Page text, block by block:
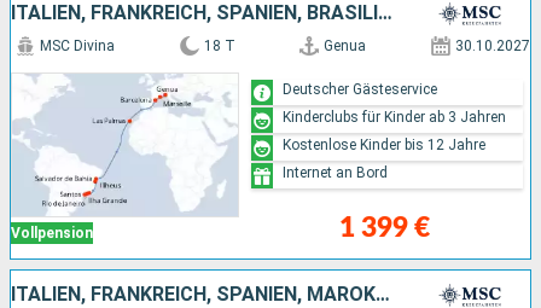
ITALIEN, FRANKREICH, SPANIEN, BRASILIEN
Vollpension
MSC Divina 18 T Genua 30.10.2027
1 399 €
Deutscher Gästeservice
Kinderclubs für Kinder ab 3 Jahren
Kostenlose Kinder bis 12 Jahre
Internet an Bord
ITALIEN, FRANKREICH, SPANIEN, MAROKKO, ANTIGUA UND BARBUDA, BARBADOS, DOMINIKANISCHE REPUBLIK